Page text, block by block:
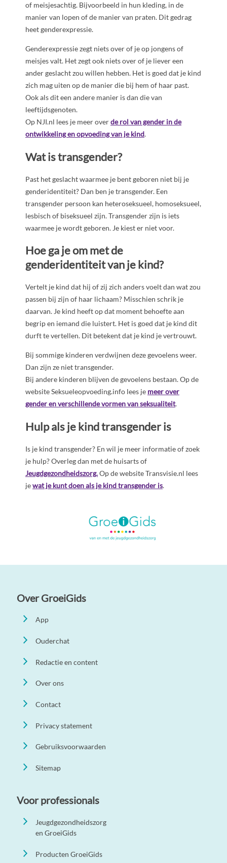
of meisjesachtig. Bijvoorbeeld in hun kleding, in de
manier van lopen of de manier van praten. Dit gedrag
heet genderexpressie.
Genderexpressie zegt niets over of je op jongens of
meisjes valt. Het zegt ook niets over of je liever een
ander geslacht zou willen hebben. Het is goed dat je kind
zich mag uiten op de manier die bij hem of haar past.
Ook als dit een andere manier is dan die van
leeftijdsgenoten.
Op NJI.nl lees je meer overde rol van gender in de
ontwikkeling en opvoeding van je kind.
Wat is transgender?
Past het geslacht waarmee je bent geboren niet bij je
genderidentiteit? Dan ben je transgender. Een
transgender persoon kan heteroseksueel, homoseksueel,
lesbisch of biseksueel zijn. Transgender zijn is iets
waarmee je wordt geboren. Je kiest er niet voor.
Hoe ga je om met de
genderidentiteit van je kind?
Vertelt je kind dat hij of zij zich anders voelt dan wat zou
passen bij zijn of haar lichaam? Misschien schrik je
daarvan. Je kind heeft op dat moment behoefte aan
begrip en iemand die luistert. Het is goed dat je kind dit
durft te vertellen. Dit betekent dat je kind je vertrouwt.
Bij sommige kinderen verdwijnen deze gevoelens weer.
Dan zijn ze niet transgender.
Bij andere kinderen blijven de gevoelens bestaan. Op de
website Seksueleopvoeding.info lees je meer over
gender en verschillende vormen van seksualiteit.
Hulp als je kind transgender is
Is je kind transgender? En wil je meer informatie of zoek
je hulp? Overleg dan met de huisarts of
Jeugdgezondheidszorg.Op de website Transvisie.nl lees
jewat je kunt doen als je kind transgender is.
Over GroeiGids
App
Ouderchat
Redactie en content
Over ons
Contact
Privacy statement
Gebruiksvoorwaarden
Sitemap
Voor professionals
Jeugdgezondheidszorg
en GroeiGids
Producten GroeiGids